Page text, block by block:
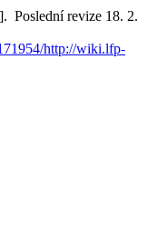
Poslední revize 18. 2.
http://wiki.lfp-